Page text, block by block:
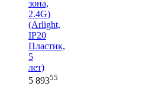
зона,
2.4G)
(Arlight,
IP20
Пластик,
5
лет)
5 89355